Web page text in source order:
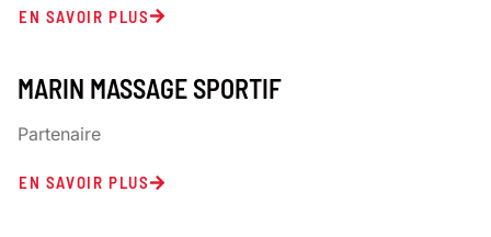
EN SAVOIR PLUS
MARIN MASSAGE SPORTIF
Partenaire
EN SAVOIR PLUS